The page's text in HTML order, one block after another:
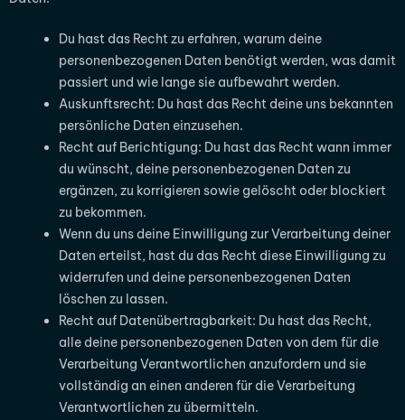
Du hast das Recht zu erfahren, warum deine
personenbezogenen Daten benötigt werden, was damit
passiert und wie lange sie aufbewahrt werden.
Auskunftsrecht: Du hast das Recht deine uns bekannten
persönliche Daten einzusehen.
Recht auf Berichtigung: Du hast das Recht wann immer
du wünscht, deine personenbezogenen Daten zu
ergänzen, zu korrigieren sowie gelöscht oder blockiert
zu bekommen.
Wenn du uns deine Einwilligung zur Verarbeitung deiner
Daten erteilst, hast du das Recht diese Einwilligung zu
widerrufen und deine personenbezogenen Daten
löschen zu lassen.
Recht auf Datenübertragbarkeit: Du hast das Recht,
alle deine personenbezogenen Daten von dem für die
Verarbeitung Verantwortlichen anzufordern und sie
vollständig an einen anderen für die Verarbeitung
Verantwortlichen zu übermitteln.